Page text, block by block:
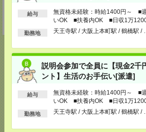
給与
無資格未経験：時給1400円～ ■
いOK ■扶養内OK ■日収1万1200
以上
勤務地 天王寺駅 / 大阪上本町駅 / 鶴橋駅 / …
説明会参加で全員に【現金2千
ント】生活のお手伝い[派遣]
給与
無資格未経験：時給1400円～ ■
いOK ■扶養内OK ■日収1万1200
以上
勤務地 天王寺駅 / 大阪上本町駅 / 鶴橋駅 / …
★今ならご来社登録でQUOカード2000円分をプレ
応募ページへ
気になる！